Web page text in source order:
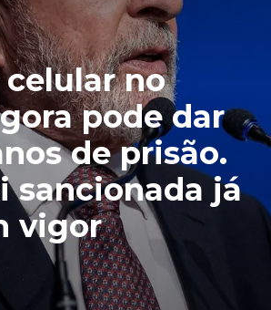
celular no
pode dar
de prisão.
sancionada já
vigor